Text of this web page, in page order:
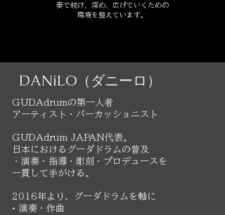
奏で続け、深め、広げていくための
環境を整えています。
DANiLO（ダニーロ）
GUDAdrumの第一人者
アーティスト・パーカッショニスト
GUDAdrum JAPAN代表。
日本におけるグーダドラムの普及
・演奏・指導・彫刻・プロデュースを
一貫して手がける。
2016年より、グーダドラムを軸に
• 演奏・作曲